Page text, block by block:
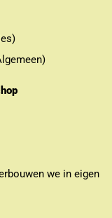
we in eigen